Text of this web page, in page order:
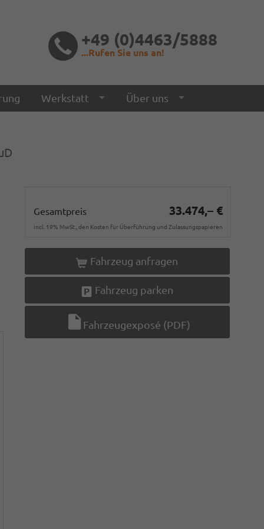
+49 (0)4463/5888
...Rufen Sie uns an!
Werkstatt Über uns
Gesamtpreis 33.474,– €
incl. 19% MwSt., den Kosten für Überführung und Zulassungspapieren
Fahrzeug anfragen
Fahrzeug parken
Fahrzeugexposé (PDF)